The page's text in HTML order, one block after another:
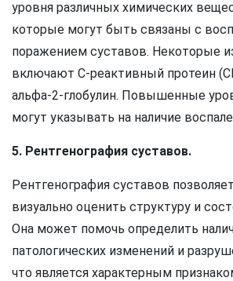
уровня различных химических
которые могут быть связаны с
поражением суставов. Некоторые
включают С-реактивный протеин
альфа-2-глобулин. Повышенные
могут указывать на наличие
5. Рентгенография суставов.
Рентгенография суставов
визуально оценить структуру и
Она может помочь определить
патологических изменений и
что является характерным